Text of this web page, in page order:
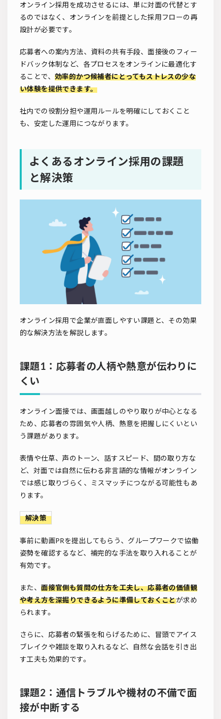
オンライン採用を成功させるには、単に対面の代替とす
るのではなく、オンラインを前提とした採用フローの再
設計が必要です。
応募者への案内方法、資料の共有手段、面接後のフィー
ドバック体制など、各プロセスをオンラインに最適化す
ることで、 効率的かつ候補者にとってもストレスの少な
い体験を提供できます。
社内での役割分担や運用ルールを明確にしておくこと
も、安定した運用につながります。
よくあるオンライン採用の課題
と解決策
オンライン採用で企業が直面しやすい課題と、その効果
的な解決方法を解説します。
課題1：応募者の人柄や熱意が伝わりに
くい
オンライン面接では、画面越しのやり取りが中心となる
ため、応募者の雰囲気や人柄、熱意を把握しにくいとい
う課題があります。
表情や仕草、声のトーン、話すスピード、間の取り方な
ど、対面では自然に伝わる非言語的な情報がオンライン
では感じ取りづらく、ミスマッチにつながる可能性もあ
ります。
解決策
事前に動画PRを提出してもらう、グループワークで協働
姿勢を確認するなど、補完的な手法を取り入れることが
有効です。
また、面接官側も質問の仕方を工夫し、応募者の価値観
や考え方を深掘りできるように準備しておくことが求め
られます。
さらに、応募者の緊張を和らげるために、冒頭でアイス
ブレイクや雑談を取り入れるなど、自然な会話を引き出
す工夫も効果的です。
課題2：通信トラブルや機材の不備で面
接が中断する